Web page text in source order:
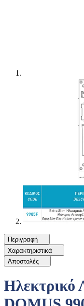
Περιγραφή
Χαρακτηριστικά
Αποστολές
Ηλεκτρικό